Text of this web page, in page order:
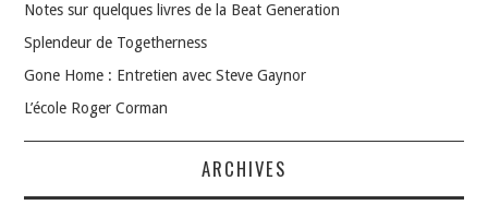
Notes sur quelques livres de la Beat Generation
Splendeur de Togetherness
Gone Home : Entretien avec Steve Gaynor
L’école Roger Corman
ARCHIVES